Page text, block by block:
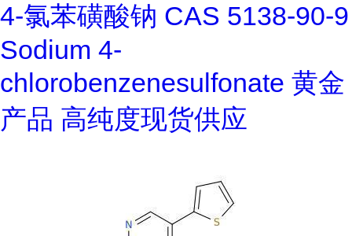
4-氯苯磺酸钠 CAS 5138-90-9
Sodium 4-
chlorobenzenesulfonate 黄金
产品 高纯度现货供应